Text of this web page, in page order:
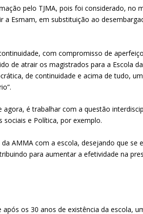
pelo TJMA, pois foi considerado, no
Esmam, em substituição ao
com compromisso de
de atrair os magistrados para a Escola
de continuidade e acima de tudo,
é trabalhar com a questão
e Política, por exemplo.
AMMA com a escola, desejando que se
para aumentar a efetividade na
os 30 anos de existência da escola,